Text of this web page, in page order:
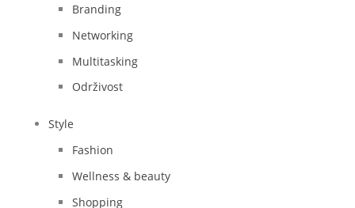
Branding
Networking
Multitasking
Održivost
Style
Fashion
Wellness & beauty
Shopping